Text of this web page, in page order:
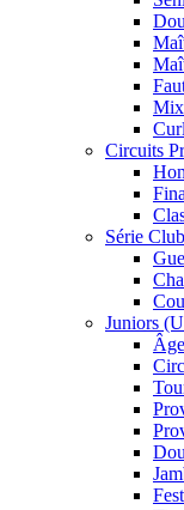
Circuits
Série Club
Juniors